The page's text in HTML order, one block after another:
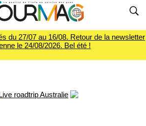
du 27/07 au 16/08. Retour de la newsletter
le 24/08/2026. Bel été !